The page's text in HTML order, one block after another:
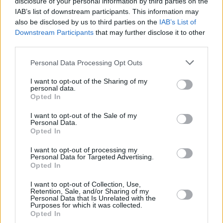
IAB’s list of downstream participants. This information may
also be disclosed by us to third parties on the IAB’s List of
Downstream Participants that may further disclose it to other
Please note that this website/app uses one or more Google
not limited to your visit or usage behaviour. You may click to
grant or deny consent to Google and its third-party tags to
use your data for below specified purposes in below Google
consent section.
Personal Data Processing Opt Outs
I want to opt-out of the Sharing of my
personal data.
Opted In
I want to opt-out of the Sale of my
Personal Data.
Opted In
I want to opt-out of processing my
Personal Data for Targeted Advertising.
Opted In
I want to opt-out of Collection, Use,
Retention, Sale, and/or Sharing of my
Personal Data that Is Unrelated with the
Purposes for which it was collected.
Opted In
laufenden Ermittlungen zu den Umständen des Unfalls nicht
abgeschlossen sind.
Polizei leitet Strafverfahren ein
eingeleitet, um die genauen Umstände des tödlichen
Die Beamten haben noch nicht bekannt gegeben, ob ein
Fahrfehler, das Verhalten eines Fußgängers oder andere
Behörden sagten, dass weitere Informationen veröffentlicht
werden, sobald die Ermittlungen fortgeschritten sind.
Belebter Knotenpunkt unter Beobachtung
Kőbánya-Kispest ist einer der wichtigsten
Verkehrsknotenpunkte Budapests und dient als wichtiger
Knotenpunkt zwischen U-Bahn, Bahn und zahlreichen
Buslinien. Der Vorfall wird sicherlich die Aufmerksamkeit
auf Sicherheitsmaßnahmen an belebten städtischen
Verkehrsknotenpunkten lenken, insbesondere in Bereichen
mit starkem Fußgängerverkehr.